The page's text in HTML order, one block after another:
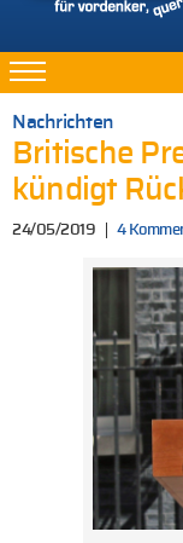
Nachrichten
Britische
kündigt
24/05/2019 4